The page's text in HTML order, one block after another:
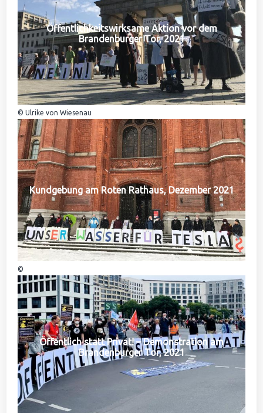
Öffentlichkeitswirksame Aktion vor dem
Brandenburger Tor, 2021
© Ulrike von Wiesenau
Kundgebung am Roten Rathaus, Dezember 2021
©
Öffentlich statt Privat! – Demonstration am
Brandenburger Tor, 2021